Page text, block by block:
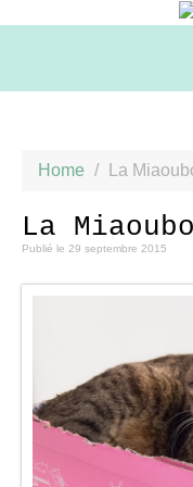
Beauté
Food &
Cuisine
Home / La
La
Publié le 29 septembre 2015